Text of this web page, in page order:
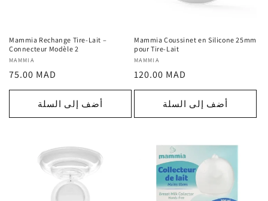
Mammia Rechange Tire-Lait –
Connecteur Modèle 2
المورد
:
MAMMIA
السعر
العادي
75.00 MAD
أضف إلى السلة
Mammia Coussinet en Silicone 25mm
pour Tire-Lait
المورد
:
MAMMIA
السعر
العادي
120.00 MAD
أضف إلى السلة